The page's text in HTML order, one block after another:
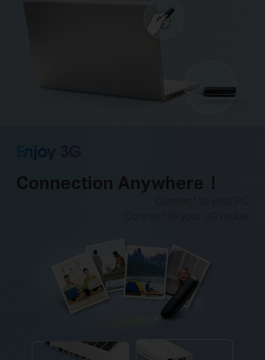
Connection Anywhere！